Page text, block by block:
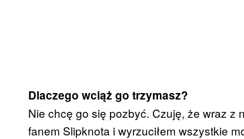
Dlaczego wciąż go trzymasz?
Nie chcę go się pozbyć. Czuję, że wraz z
fanem Slipknota i wyrzuciłem wszystkie